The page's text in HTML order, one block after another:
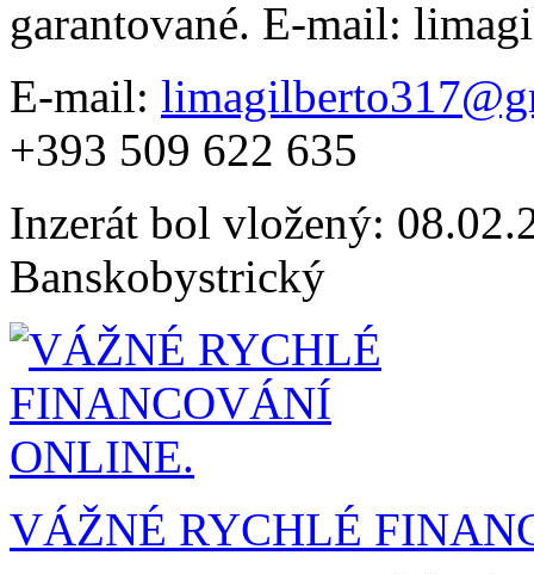
garantované. E-mail:
E-mail:
+393 509 622 635
Inzerát bol vložený:
Banskobystrický
VÁŽNÉ RYCHLÉ